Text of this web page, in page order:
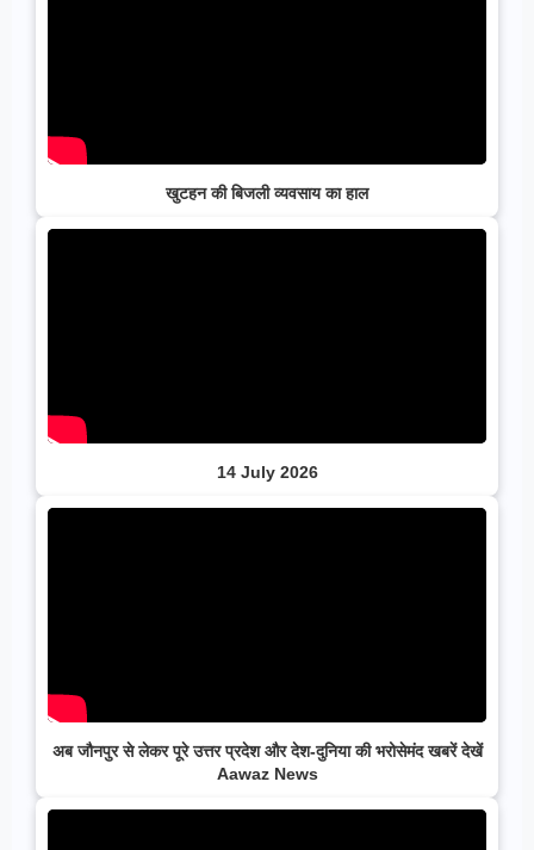
खुटहन की बिजली व्यवसाय का हाल
14 July 2026
अब जौनपुर से लेकर पूरे उत्तर प्रदेश और देश-दुनिया की भरोसेमंद खबरें देखें
Aawaz News